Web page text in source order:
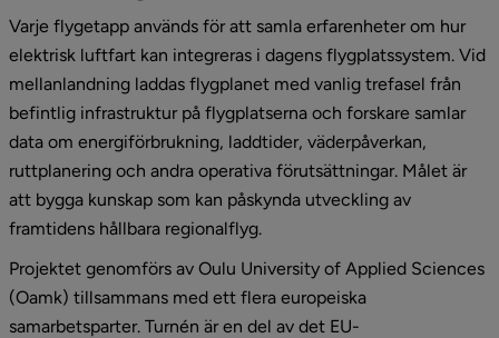
Varje flygetapp används för att samla erfarenheter om hur
elektrisk luftfart kan integreras i dagens flygplatssystem. Vid
mellanlandning laddas flygplanet med vanlig trefasel från
befintlig infrastruktur på flygplatserna och forskare samlar
data om energiförbrukning, laddtider, väderpåverkan,
ruttplanering och andra operativa förutsättningar. Målet är
att bygga kunskap som kan påskynda utveckling av
framtidens hållbara regionalflyg.
Projektet genomförs av Oulu University of Applied Sciences
(Oamk) tillsammans med ett flera europeiska
samarbetsparter. Turnén är en del av det EU-